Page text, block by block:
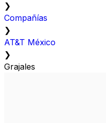
❯
Compañías
❯
AT&T México
❯
Grajales